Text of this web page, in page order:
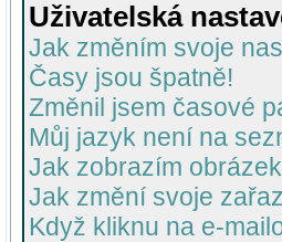
Uživatelská
Jak změním svoje
Časy jsou špatně!
Změnil jsem časové
Můj jazyk není na
Jak zobrazím
Jak změní svoje
Když kliknu na e-